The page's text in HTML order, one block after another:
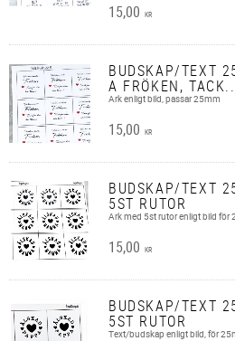
15,00 KR
BUDSKAP/TEXT
A FRÖKEN,
Ark enligt bild, passar 25mm
15,00 KR
BUDSKAP/TEXT
5ST RUTOR
Ark med 5st rutor enligt bild för
15,00 KR
BUDSKAP/TEXT
5ST RUTOR
Text/budskap enligt bild, för